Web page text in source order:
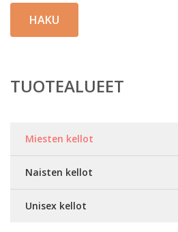
HAKU
TUOTEALUEET
Miesten kellot
Naisten kellot
Unisex kellot